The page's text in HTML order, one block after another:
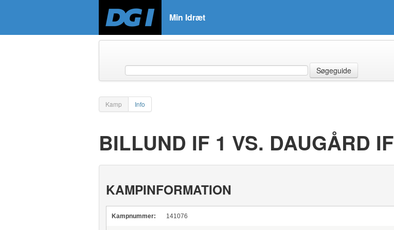
Min Idræt
Søgeguide
Kamp Info
BILLUND IF 1 VS. DAUGÅRD IF
KAMPINFORMATION
Kampnummer: 141076